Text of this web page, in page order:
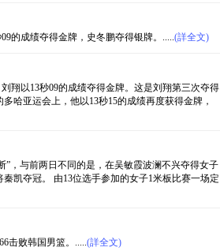
的成绩夺得金牌，史冬鹏夺得银牌。.....(詳全文)
翔以13秒09的成绩夺得金牌。这是刘翔第三次夺得
哈亚运会上，他以13秒15的成绩再度获得金牌，
”，与前两日不同的是，在吴敏霞波澜不兴夺得女子
凯夺冠。 由13位选手参加的女子1米板比赛一场定
击败韩国男篮。.....(詳全文)